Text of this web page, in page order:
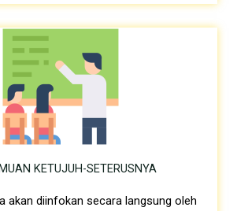
KETUJUH-SETERUSNYA
akan diinfokan secara langsung oleh